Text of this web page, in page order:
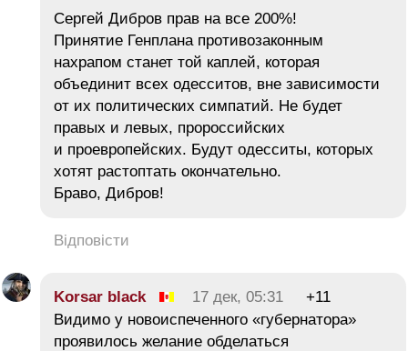
Сергей Дибров прав на все 200%!
Принятие Генплана противозаконным
нахрапом станет той каплей, которая
объединит всех одесситов, вне зависимости
от их политических симпатий. Не будет
правых и левых, пророссийских
и проевропейских. Будут одесситы, которых
хотят растоптать окончательно.
Браво, Дибров!
Відповісти
Korsar black 17 дек, 05:31
+11
Видимо у новоиспеченного «губернатора»
проявилось желание обделаться